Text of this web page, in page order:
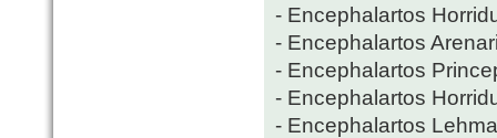
- Encephalartos
- Encephalartos
- Encephalartos
- Encephalartos
- Encephalartos